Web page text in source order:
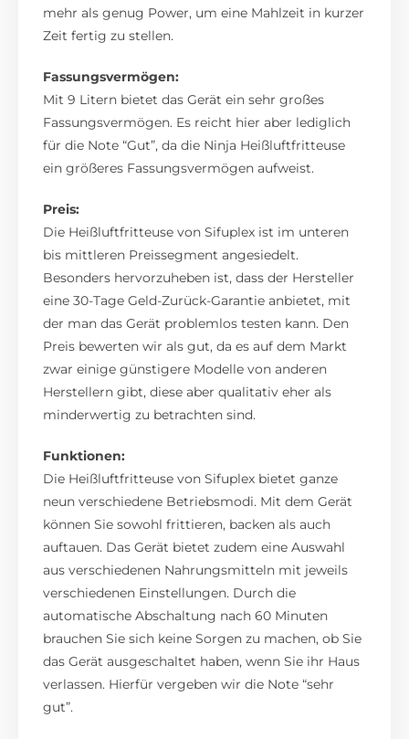
mehr als genug Power, um eine Mahlzeit in kurzer
Zeit fertig zu stellen.
Fassungsvermögen:
Mit 9 Litern bietet das Gerät ein sehr großes
Fassungsvermögen. Es reicht hier aber lediglich
für die Note “Gut”, da die Ninja Heißluftfritteuse
ein größeres Fassungsvermögen aufweist.
Preis:
Die Heißluftfritteuse von Sifuplex ist im unteren
bis mittleren Preissegment angesiedelt.
Besonders hervorzuheben ist, dass der Hersteller
eine 30-Tage Geld-Zurück-Garantie anbietet, mit
der man das Gerät problemlos testen kann. Den
Preis bewerten wir als gut, da es auf dem Markt
zwar einige günstigere Modelle von anderen
Herstellern gibt, diese aber qualitativ eher als
minderwertig zu betrachten sind.
Funktionen:
Die Heißluftfritteuse von Sifuplex bietet ganze
neun verschiedene Betriebsmodi. Mit dem Gerät
können Sie sowohl frittieren, backen als auch
auftauen. Das Gerät bietet zudem eine Auswahl
aus verschiedenen Nahrungsmitteln mit jeweils
verschiedenen Einstellungen. Durch die
automatische Abschaltung nach 60 Minuten
brauchen Sie sich keine Sorgen zu machen, ob Sie
das Gerät ausgeschaltet haben, wenn Sie ihr Haus
verlassen. Hierfür vergeben wir die Note “sehr
gut”.